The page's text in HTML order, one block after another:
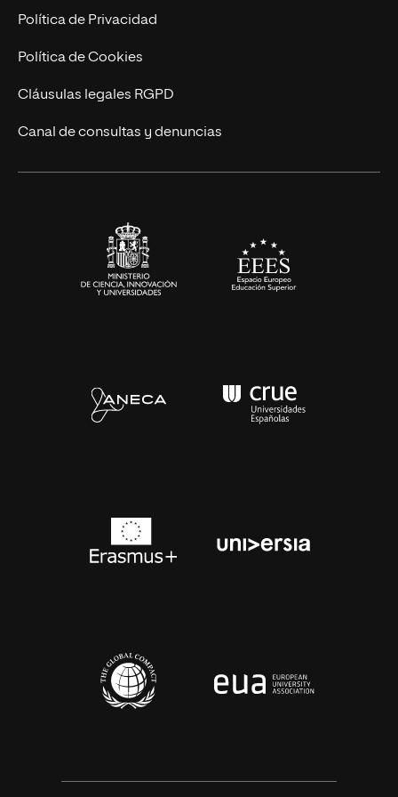
Postgrados
Cursos Universitarios
Trabaja en UNIR
Actualidad
UNIR Revista
Eventos
Política de Privacidad
Política de Cookies
Cláusulas legales RGPD
Canal de consultas y denuncias